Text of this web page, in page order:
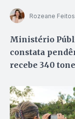
Rozeane
Ministério
constata
recebe 340